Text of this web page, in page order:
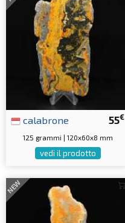
55€
calabrone
125 grammi | 120x60x8 mm
vedi il prodotto
NEW